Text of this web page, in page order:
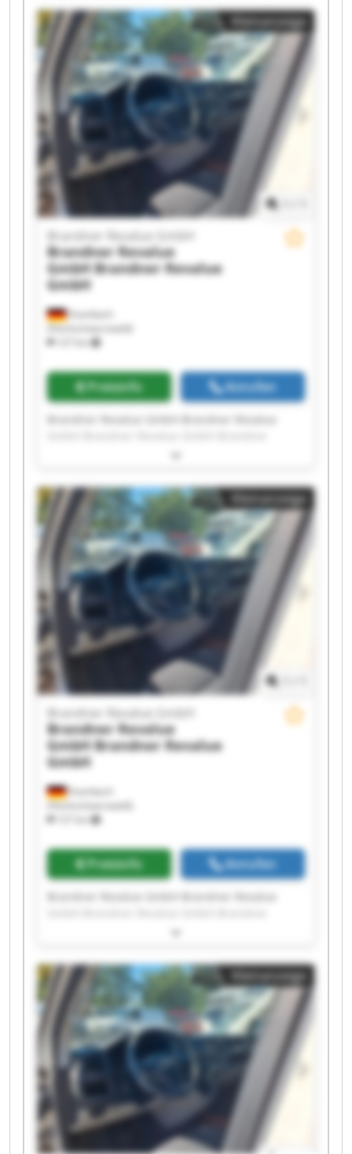
GmbH Brandner Revalue GmbH Brandner
Revalue GmbH Brandner Revalue GmbH
Brandner Revalue GmbH Brandner Revalue
GmbH Brandner Revalue GmbH Brandner
Revalue GmbH Brandner Revalue GmbH
Brandner Revalue GmbH Brandner Revalue
GmbH Brandner Revalue GmbH Brandner
Revalue GmbH Brandner Revalue GmbH
Kleinanzeige
Eisenbach
(Hochschwarzwald)
Brandner Revalue GmbH
Brandner Revalue
GmbHBrandner Revalue
GmbH
Preisinfo Anrufen
Revalue GmbH Brandner Revalue GmbH
GmbH Brandner Revalue GmbH Brandner
Revalue GmbH Brandner Revalue GmbH
Brandner Revalue GmbH Brandner Revalue
GmbH Brandner Revalue GmbH Brandner
Revalue GmbH Brandner Revalue GmbH
Brandner Revalue GmbH Brandner Revalue
GmbH Brandner Revalue GmbH Brandner
Revalue GmbH Brandner Revalue GmbH
Kleinanzeige
Eisenbach
(Hochschwarzwald)
Brandner Revalue GmbH
Brandner Revalue
GmbHBrandner Revalue
GmbH
Preisinfo Anrufen
Revalue GmbH Brandner Revalue GmbH
GmbH Brandner Revalue GmbH Brandner
Revalue GmbH Brandner Revalue GmbH
Brandner Revalue GmbH Brandner Revalue
GmbH Brandner Revalue GmbH Brandner
Revalue GmbH Brandner Revalue GmbH
Brandner Revalue GmbH Brandner Revalue
GmbH Brandner Revalue GmbH Brandner
Revalue GmbH Brandner Revalue GmbH
Kleinanzeige